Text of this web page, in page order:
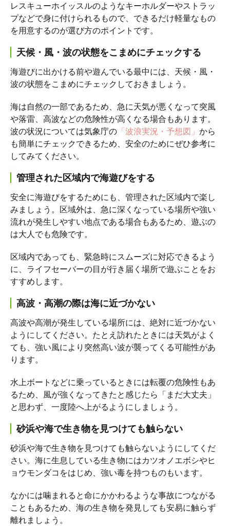
レスキューホイッスルのようなキーホルダーやストラッ
プなどで身に付けられるもので、できるだけ軽量なもの
を用意するのが選び方のポイントです。
天候・風・波の状態をこまめにチェックする
海遊びに出かける前や遊んでいる最中には、天候・風・
波の状態をこまめにチェックしておきましょう。
海は自然の一部であるため、急に天気が悪くなって突風
や落雷、高波などの危険性が高くなる場合もあります。
波の状況については気象庁の 「波浪実況・予想図」 から
も簡単にチェックできるため、安全のためにぜひ参考に
してみてください。
管理された区域内で海遊びをする
安全に海遊びをするためにも、管理された区域内で楽し
みましょう。区域外は、急に深くなっている場所や強い
流れが発生しやすい地点である場合もあるため、遊ぶの
は大人でも危険です。
区域内であっても、緊急時にスムーズに対応できるよう
に、ライフセーバーの目が行き届く場所で遊ぶことをお
すすめします。
高波・高潮の際は海に近づかない
高波や高潮が発生している場所には、絶対に近づかない
ようにしてください。たとえ訪れたときには天気がよく
ても、強い風により突然高い波が襲ってくる可能性があ
ります。
水上ボートなどに乗っているときには転覆の危険性もあ
るため、風が強くなってきたと感じたら「まだ大丈夫」
と思わず、一度陸へ上がるようにしましょう。
砂浜や海で生き物を見つけても触らない
砂浜や海で生き物を見つけても触らないようにしてくだ
さい。海に生息している生き物にはカツオノエボシやヒ
ョウモンダコをはじめ、強い毒を持つものもいます。
なかには噛まれると命にかかわるような事故につながる
こともあるため、海の生き物を発見しても安易に触らず
離れましょう。